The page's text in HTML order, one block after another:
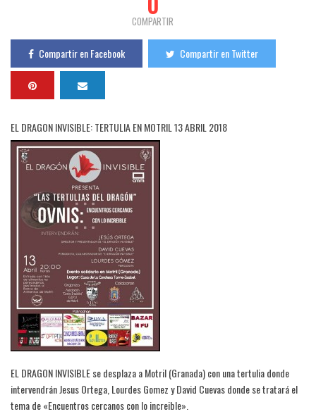
COMPARTIR
Compartir en Facebook Compartir en Twitter
EL DRAGON INVISIBLE: TERTULIA EN MOTRIL 13 ABRIL 2018
EL DRAGON INVISIBLE se desplaza a Motril (Granada) con una tertulia donde
intervendrán Jesus Ortega, Lourdes Gomez y David Cuevas donde se tratará el
tema de «Encuentros cercanos con lo increible».